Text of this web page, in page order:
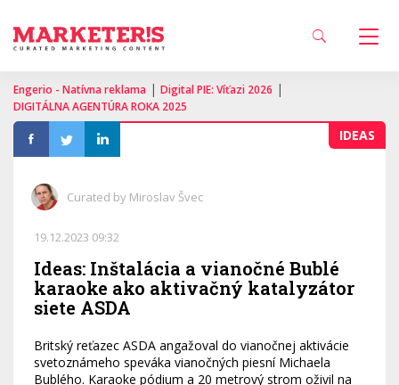
Engerio - Natívna reklama | Digital PIE: Víťazi 2026 |
DIGITÁLNA AGENTÚRA ROKA 2025
IDEAS
Curated by Miroslav Švec
19.12.2023 09:32
Ideas: Inštalácia a vianočné Bublé
karaoke ako aktivačný katalyzátor
siete ASDA
Britský reťazec ASDA angažoval do vianočnej aktivácie
svetoznámeho speváka vianočných piesní Michaela
Bublého. Karaoke pódium a 20 metrový strom oživil na